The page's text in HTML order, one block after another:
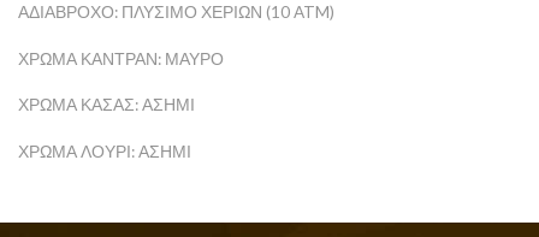
ΑΔΙΆΒΡΟΧΟ: ΠΛΎΣΙΜΟ ΧΕΡΙΏΝ (10 ATM)
ΧΡΏΜΑ ΚΑΝΤΡΆΝ: ΜΑΎΡΟ
ΧΡΏΜΑ ΚΆΣΑΣ: ΑΣΗΜΊ
ΧΡΏΜΑ ΛΟΥΡΊ: ΑΣΗΜΊ